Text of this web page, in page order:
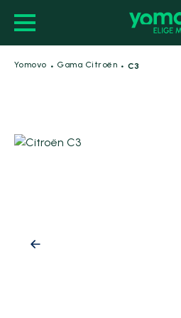
Yomovo · Gama Citroën · C3